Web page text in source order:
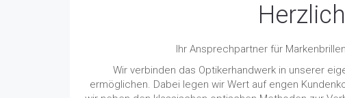
Ihr Ansprechpartner für
Wir verbinden das Optikerhandwerk in unserer
ermöglichen. Dabei legen wir Wert auf engen